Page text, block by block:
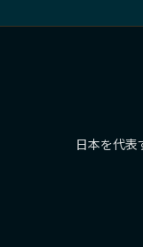
日本を代表